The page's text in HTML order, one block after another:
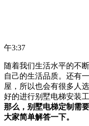
午3:37
随着我们生活水平的不
自己的生活品质。还有
屋，所以也会有很多人
好的进行别墅电梯安装
那么，别墅电梯定制需
大家简单解答一下。